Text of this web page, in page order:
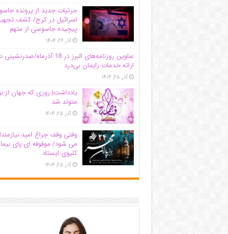
جزئیات جدید از پرونده
اسرائیل در کرج/‌ کشف
پیچیده جاسوسی از متهم
آذر ۲۶, ۱۴۰۴
عناوین روزنامه‌های البرز در ‌18 آذرماه/
ارائه خدمات زایمان بی‌درد
آذر ۲۵, ۱۴۰۴
یادداشت| روزی که جهان از
متولد شد
آذر ۲۵, ۱۴۰۴
وقتی وقف چراغ امید
می شود/ موقوفه ای پای
کلیوی ایستاد
آذر ۲۵, ۱۴۰۴